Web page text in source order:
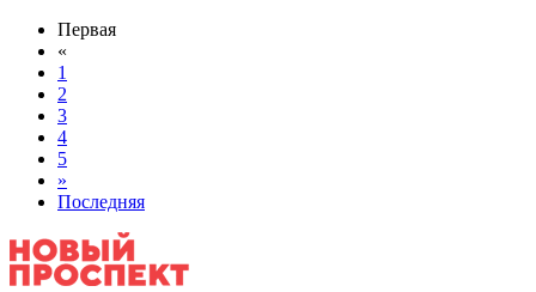
Первая
«
1
2
3
4
5
»
Последняя